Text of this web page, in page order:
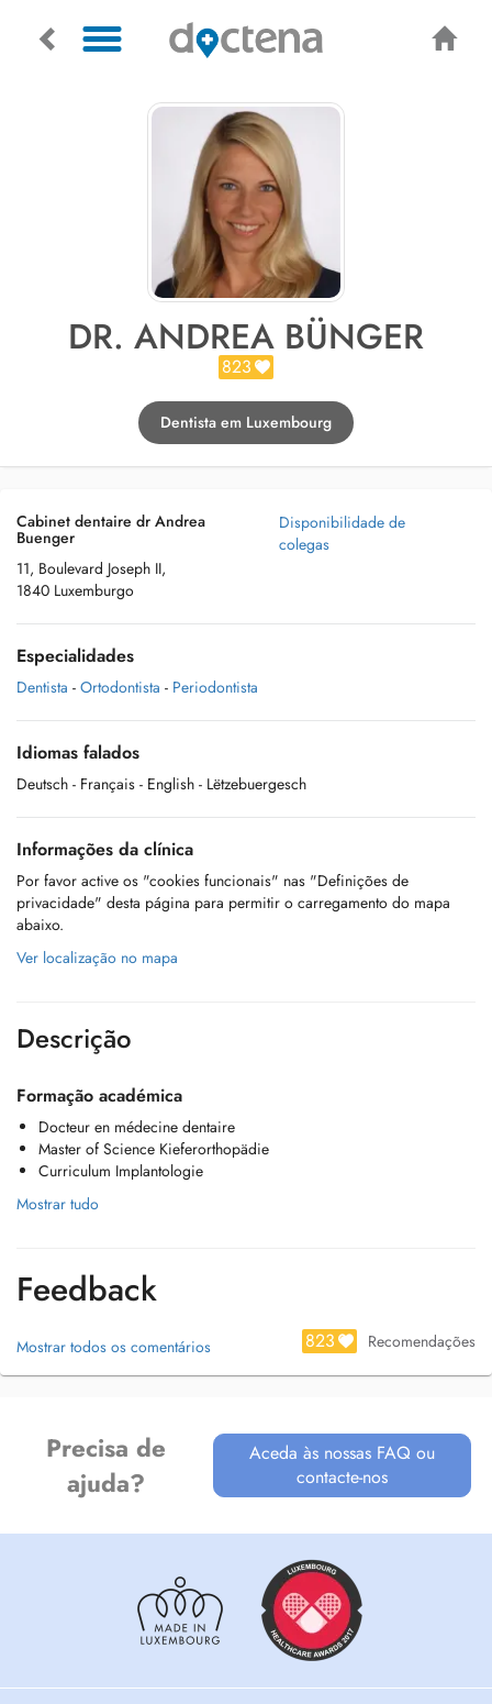
DR. ANDREA BÜNGER
823
Dentista em Luxembourg
Cabinet dentaire dr Andrea
Buenger
11, Boulevard Joseph II,
1840 Luxemburgo
Disponibilidade de
colegas
Especialidades
Dentista - Ortodontista - Periodontista
Idiomas falados
Deutsch - Français - English - Lëtzebuergesch
Informações da clínica
Por favor active os "cookies funcionais" nas "Definições de
privacidade" desta página para permitir o carregamento do mapa
abaixo.
Ver localização no mapa
Descrição
Formação académica
Docteur en médecine dentaire
Master of Science Kieferorthopädie
Curriculum Implantologie
Mostrar tudo
Feedback
Mostrar todos os comentários 823 Recomendações
Precisa de
ajuda?
Aceda às nossas FAQ ou
contacte-nos